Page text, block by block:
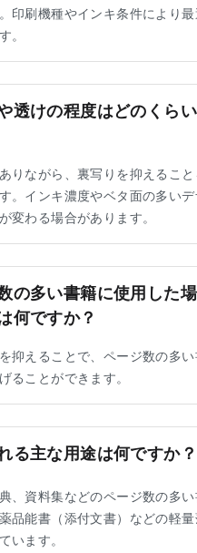
印刷機種やインキ条件により
。
透けの程度はどのくら
りながら、裏写りを抑えること
。インキ濃度やベタ面の多い
変わる場合があります。
の多い書籍に使用した
何ですか？
抑えることで、ページ数の多い
ることができます。
る主な用途は何ですか？
、資料集などのページ数の多い
品能書（添付文書）などの軽
います。